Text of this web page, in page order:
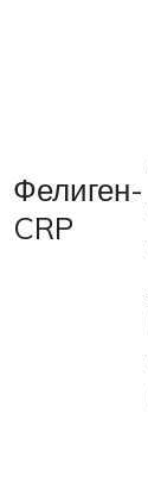
Фелиген-
CRP